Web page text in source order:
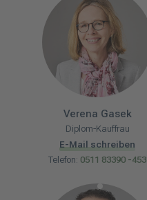
Verena Gasek
Diplom-Kauffrau
E-Mail schreiben
Telefon: 0511 83390 -453